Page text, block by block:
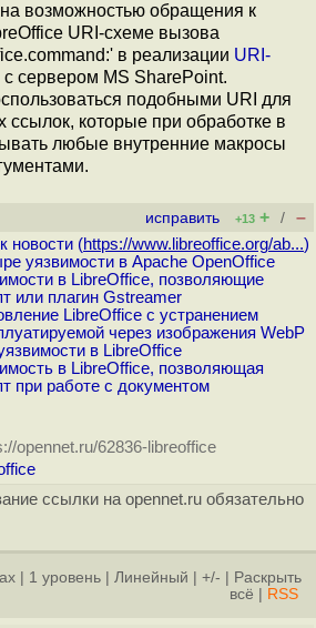
возможностью обращения к
URI-схеме вызова
в реализации URI-
с сервером MS SharePoint.
подобными URI для
ссылок, которые при обработке в
любые внутренние макросы
исправить +13 + / –
новости (https://www.libreoffice.org/ab...)
уязвимости в Apache OpenOffice
в LibreOffice, позволяющие
или плагин Gstreamer
LibreOffice с устранением
через изображения WebP
в LibreOffice
в LibreOffice, позволяющая
при работе с документом
opennet.ru/62836-libreoffice
ссылки на opennet.ru обязательно
1 уровень Линейный +/-
Раскрыть
всё
RSS